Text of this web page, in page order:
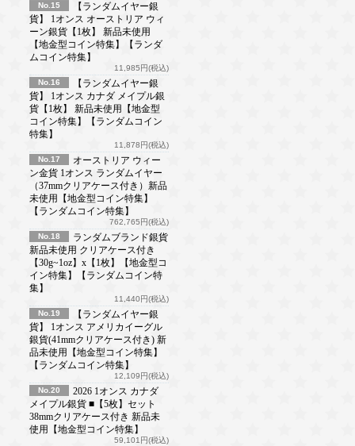
No.15
【ランダムイヤー銀
貨】 1オンス オーストリア ウィ
ーン銀貨【1枚】 新品未使用
【地金型コイン特集】【ランダ
ムコイン特集】
11,985円(税込)
No.16
【ランダムイヤー銀
貨】 1オンス カナダ メイプル銀
貨【1枚】 新品未使用【地金型
コイン特集】【ランダムコイン
特集】
11,878円(税込)
No.17
オーストリア ウィー
ン金貨 1オンス ランダムイヤー
（37mmクリアケース付き）新品
未使用【地金型コイン特集】
【ランダムコイン特集】
762,765円(税込)
No.18
ランダムブランド銀貨
新品未使用 クリアケース付き
【30g~1oz】x【1枚】【地金型コ
イン特集】【ランダムコイン特
集】
11,440円(税込)
No.19
【ランダムイヤー銀
貨】 1オンス アメリカイーグル
銀貨(41mmクリアケース付き) 新
品未使用【地金型コイン特集】
【ランダムコイン特集】
12,109円(税込)
No.20
2026 1オンス カナダ
メイプル銀貨 ■【5枚】セット
38mmクリアケース付き 新品未
使用【地金型コイン特集】
59,101円(税込)